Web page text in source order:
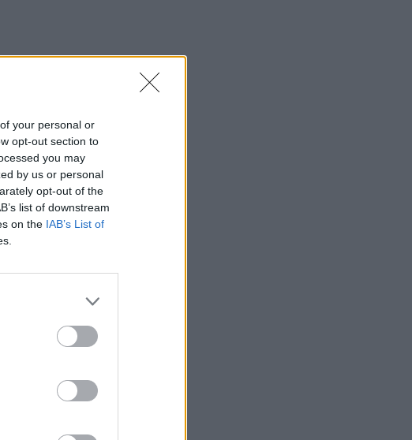
your personal or
opt-out section to
you may
by us or personal
opt-out of the
list of downstream
on the IAB’s List of
Θεσσαλονίκη: Κατήγγειλε καταδίωξη
και εμβολισμό, διαπιστώθηκε ότι
οδηγούσε κλεμμένο αυτοκίνητο